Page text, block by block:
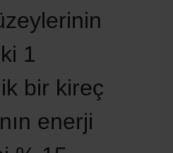
1
bir kireç
enerji